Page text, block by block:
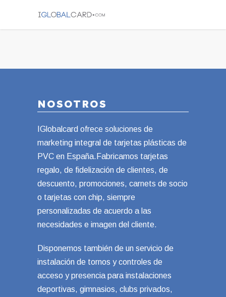
NOSOTROS
IGlobalcard ofrece soluciones de
marketing integral de tarjetas plásticas de
PVC en España.Fabricamos tarjetas
regalo, de fidelización de clientes, de
descuento, promociones, carnets de socio
o tarjetas con chip, siempre
personalizadas de acuerdo a las
necesidades e imagen del cliente.
Disponemos también de un servicio de
instalación de tornos y controles de
acceso y presencia para instalaciones
deportivas, gimnasios, clubs privados,